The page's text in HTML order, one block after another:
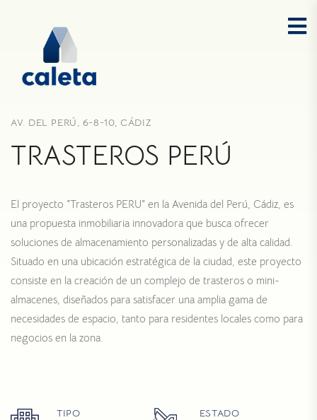
AV. DEL PERÚ, 6-8-10, CÁDIZ
TRASTEROS PERÚ
El proyecto "Trasteros PERU" en la Avenida del Perú, Cádiz, es
una propuesta inmobiliaria innovadora que busca ofrecer
soluciones de almacenamiento personalizadas y de alta calidad.
Situado en una ubicación estratégica de la ciudad, este proyecto
consiste en la creación de un complejo de trasteros o mini-
almacenes, diseñados para satisfacer una amplia gama de
necesidades de espacio, tanto para residentes locales como para
negocios en la zona.
TIPO
ESTADO